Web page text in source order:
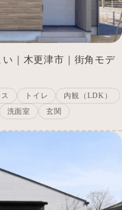
｜木更津市｜街角モデ
トイレ
内観（LDK）
洗面室 玄関